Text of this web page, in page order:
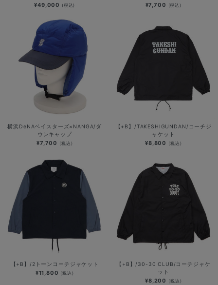
¥49,000 (税込) ¥7,700 (税込)
横浜DeNAベイスターズ×NANGA/ダ
ウンキャップ
¥7,700 (税込)
【+B】/TAKESHIGUNDAN/コーチジ
ャケット
¥8,800 (税込)
【+B】/2トーンコーチジャケット
¥11,800 (税込)
【+B】/30-30 CLUB/コーチジャケ
ット
¥8,200 (税込)